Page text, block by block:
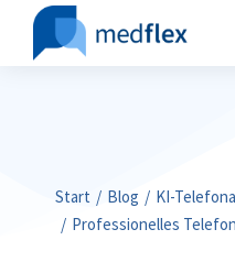
Sie befinden sich hier:
Start Blog
KI-
Professionelles